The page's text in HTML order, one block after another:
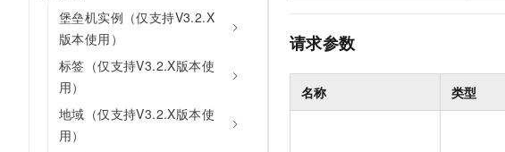
堡垒机实例（仅支持V3.2.X
版本使用）
标签（仅支持V3.2.X版本使
用）
地域（仅支持V3.2.X版本使
用）
请求参数
名称 类型